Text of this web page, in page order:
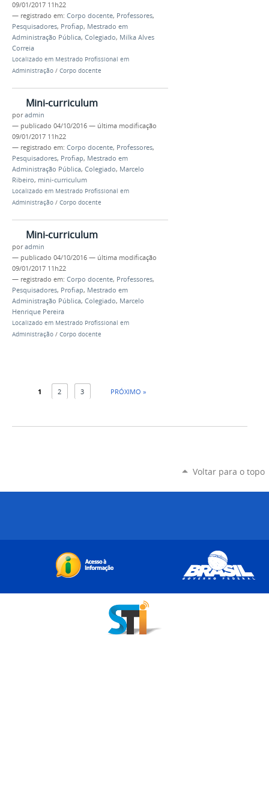
09/01/2017 11h22
— registrado em: Corpo docente, Professores,
Pesquisadores, Profiap, Mestrado em
Administração Pública, Colegiado, Milka Alves
Correia
Localizado em Mestrado Profissional em
Administração / Corpo docente
Mini-curriculum
poradmin
— publicado 04/10/2016 — última modificação
09/01/2017 11h22
— registrado em: Corpo docente, Professores,
Pesquisadores, Profiap, Mestrado em
Administração Pública, Colegiado, Marcelo
Ribeiro, mini-curriculum
Localizado em Mestrado Profissional em
Administração / Corpo docente
Mini-curriculum
poradmin
— publicado 04/10/2016 — última modificação
09/01/2017 11h22
— registrado em: Corpo docente, Professores,
Pesquisadores, Profiap, Mestrado em
Administração Pública, Colegiado, Marcelo
Henrique Pereira
Localizado em Mestrado Profissional em
Administração / Corpo docente
1 2 3 PRÓXIMO »
Voltar para o topo